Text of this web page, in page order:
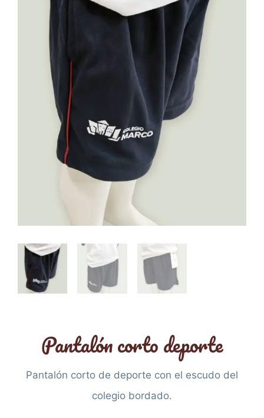
Pantalón corto deporte
Pantalón corto de deporte con el escudo del
colegio bordado.